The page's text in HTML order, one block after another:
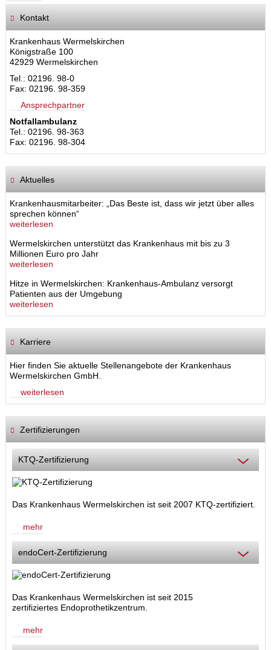
Kontakt
Krankenhaus Wermelskirchen
Königstraße 100
42929 Wermelskirchen
Tel.: 02196. 98-0
Fax: 02196. 98-359
Ansprechpartner
Notfallambulanz
Tel.: 02196. 98-363
Fax: 02196. 98-304
Aktuelles
Krankenhausmitarbeiter: „Das Beste ist, dass wir jetzt über alles
sprechen können“
weiterlesen
Wermelskirchen unterstützt das Krankenhaus mit bis zu 3
Millionen Euro pro Jahr
weiterlesen
Hitze in Wermelskirchen: Krankenhaus-Ambulanz versorgt
Patienten aus der Umgebung
weiterlesen
Karriere
Hier finden Sie aktuelle Stellenangebote der Krankenhaus
Wermelskirchen GmbH.
weiterlesen
Zertifizierungen
KTQ-Zertifizierung
Das Krankenhaus Wermelskirchen ist seit 2007 KTQ-zertifiziert.
mehr
endoCert-Zertifizierung
Das Krankenhaus Wermelskirchen ist seit 2015
zertifiziertes Endoprothetikzentrum.
mehr